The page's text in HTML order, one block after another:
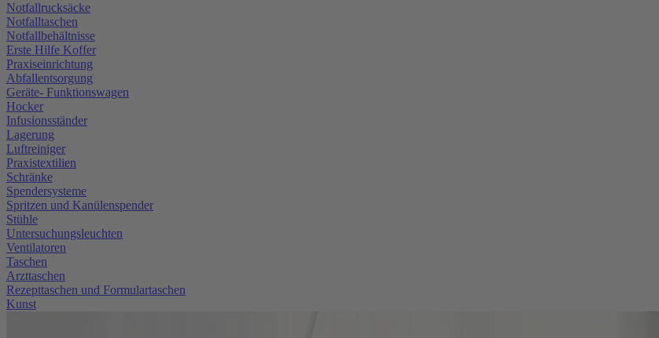
Notfallrucksäcke
Notfalltaschen
Notfallbehältnisse
Erste Hilfe Koffer
Praxiseinrichtung
Abfallentsorgung
Geräte- Funktionswagen
Hocker
Infusionsständer
Lagerung
Luftreiniger
Praxistextilien
Schränke
Spendersysteme
Spritzen und Kanülenspender
Stühle
Untersuchungsleuchten
Ventilatoren
Taschen
Arzttaschen
Rezepttaschen und Formulartaschen
Kunst